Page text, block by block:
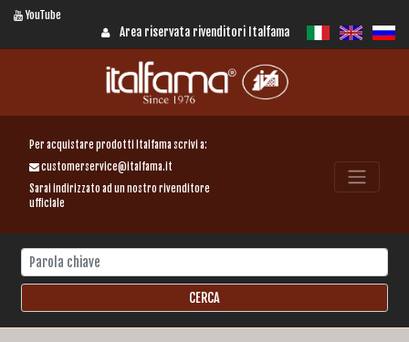
YouTube
Area riservata rivenditori Italfama
Per acquistare prodotti Italfama scrivi a:
customerservice@italfama.it
Sarai indirizzato ad un nostro rivenditore
ufficiale